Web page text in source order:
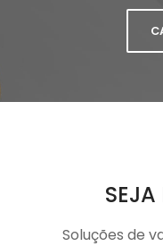
SEJA
Soluções de